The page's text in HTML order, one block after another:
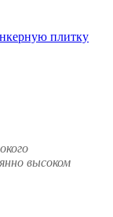
плитку
высоком